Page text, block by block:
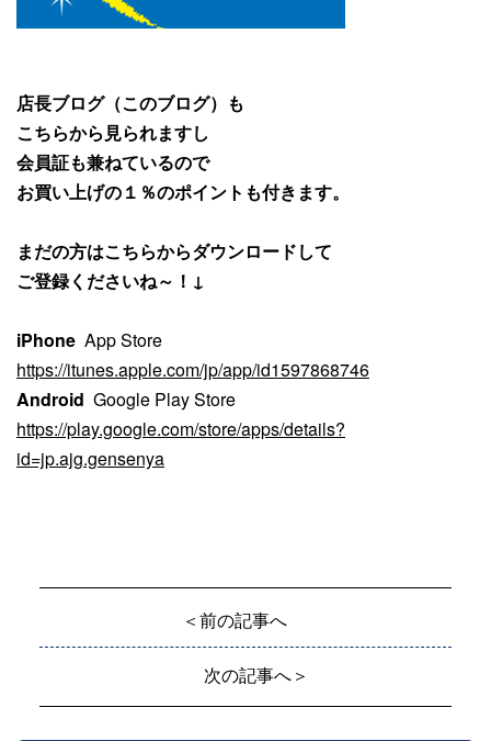
店長ブログ（このブログ）も
こちらから見られますし
会員証も兼ねているので
お買い上げの１％のポイントも付きます。
まだの方はこちらからダウンロードして
ご登録くださいね～！↓
iPhone App Store
https://itunes.apple.com/jp/app/id1597868746
Android Google Play Store
https://play.google.com/store/apps/details?
id=jp.ajg.gensenya
＜前の記事へ
次の記事へ＞